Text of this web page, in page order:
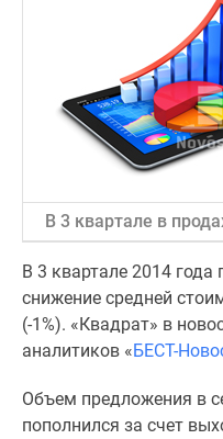
Продавцы
застройщики
новостроек
Видеообзор
новостроек
Экспертиза
новостроек
Экология
Подмосковья
В 3 квартале в
В 3 квартале 2014
снижение средней
(-1%). «Квадрат» в
аналитиков «БЕСТ-
Объем предложения в
пополнился за счет